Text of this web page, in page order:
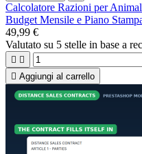
Calcolatore Razioni per
Budget Mensile e Piano
49,99 €
Valutato su 5 stelle in base a
 
 Aggiungi al carrello